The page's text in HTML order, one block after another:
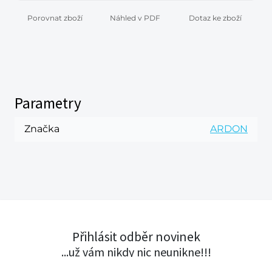
Porovnat zboží Náhled v PDF Dotaz ke zboží
Parametry
Značka ARDON
Přihlásit odběr novinek
...už vám nikdy nic neunikne!!!